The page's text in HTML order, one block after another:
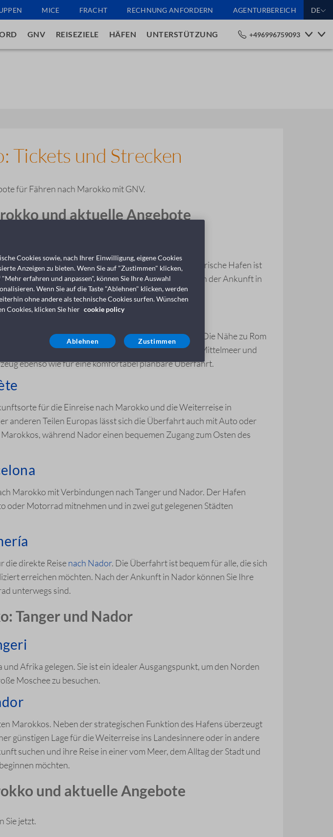
MICE FRACHT RECHNUNG ANFORDERN AGENTURBEREICH DE
GNV REISEZIELE HÄFEN UNTERSTÜTZUNG +496996759093
Tickets und Strecken
für Fähren nach Marokko mit GNV.
und aktuelle Angebote
alle, die Marokko auf dem Seeweg erreichen. Der ligurische Hafen ist
Motorrad oder zusätzlichem Gepäck planen. Nach der Ankunft in
fortsetzen.
gut angebundenen Einschiffungshafennach Tanger
. Die Nähe zu Rom
den Start in einem dynamischen Zentrum zwischen Mittelmeer und
ebenso wie für eine komfortabel planbare Überfahrt.
für die Einreise nach Marokko und die Weiterreise in
anderen Teilen Europas lässt sich die Überfahrt auch mit Auto oder
während Nador einen bequemen Zugang zum Osten des
Marokko mit Verbindungen nach Tanger und Nador. Der Hafen
oder Motorrad mitnehmen und in zwei gut gelegenen Städten
die direkte Reisenach Nador. Die Überfahrt ist bequem für alle, die sich
erreichen möchten. Nach der Ankunft in Nador können Sie Ihre
unterwegs sind.
Tanger und Nador
Afrika gelegen. Sie ist ein idealer Ausgangspunkt, um den Norden
Moschee zu besuchen.
Marokkos. Neben der strategischen Funktion des Hafens überzeugt
günstigen Lage für die Weiterreise ins Landesinnere oder in andere
suchen und ihre Reise in einer vom Meer, dem Alltag der Stadt und
möchten.
und aktuelle Angebote
Sie jetzt.
Cookies sowie, nach Ihrer Einwilligung, eigene Cookies
Anzeigen zu bieten. Wenn Sie auf "Zustimmen" klicken,
erfahren und anpassen", können Sie Ihre Auswahl
Wenn Sie auf die Taste "Ablehnen" klicken, werden
ohne andere als technische Cookies surfen. Wünschen
Cookies, klicken Sie hier cookie policy
Ablehnen Zustimmen